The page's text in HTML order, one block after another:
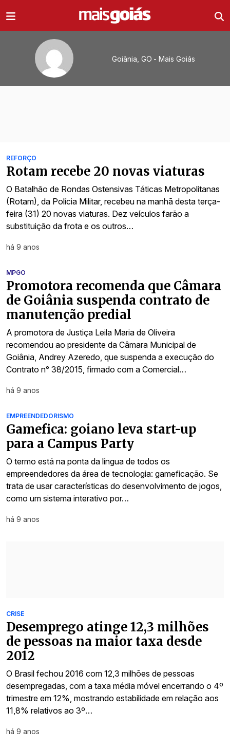
Goiânia, GO - Mais Goiás
Todas as notícias de
REFORÇO
Rotam recebe 20 novas viaturas
O Batalhão de Rondas Ostensivas Táticas Metropolitanas
(Rotam), da Polícia Militar, recebeu na manhã desta terça-
feira (31) 20 novas viaturas. Dez veículos farão a
substituição da frota e os outros…
há 9 anos
MPGO
Promotora recomenda que Câmara
de Goiânia suspenda contrato de
manutenção predial
A promotora de Justiça Leila Maria de Oliveira
recomendou ao presidente da Câmara Municipal de
Goiânia, Andrey Azeredo, que suspenda a execução do
Contrato n° 38/2015, firmado com a Comercial…
há 9 anos
EMPREENDEDORISMO
Gamefica: goiano leva start-up
para a Campus Party
O termo está na ponta da língua de todos os
empreendedores da área de tecnologia: gameficação. Se
trata de usar características do desenvolvimento de jogos,
como um sistema interativo por…
há 9 anos
CRISE
Desemprego atinge 12,3 milhões
de pessoas na maior taxa desde
2012
O Brasil fechou 2016 com 12,3 milhões de pessoas
desempregadas, com a taxa média móvel encerrando o 4º
trimestre em 12%, mostrando estabilidade em relação aos
11,8% relativos ao 3º…
há 9 anos